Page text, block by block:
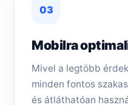
03
Mobilra
Mivel a legtöbb
minden fontos
és átláthatóan